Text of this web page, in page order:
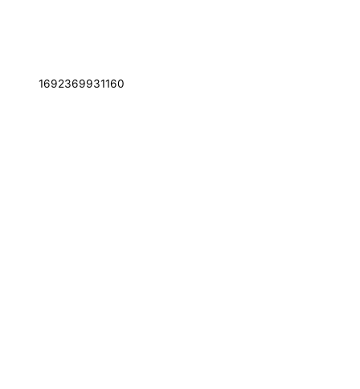
1692369931160